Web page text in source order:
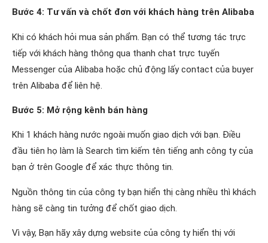
Bước 4: Tư vấn và chốt đơn với khách hàng trên Alibaba
Khi có khách hỏi mua sản phẩm. Bạn có thể tương tác trực
tiếp với khách hàng thông qua thanh chat trực tuyến
Messenger của Alibaba hoặc chủ động lấy contact của buyer
trên Alibaba để liên hệ.
Bước 5: Mở rộng kênh bán hàng
Khi 1 khách hàng nước ngoài muốn giao dịch với bạn. Điều
đầu tiên họ làm là Search tìm kiếm tên tiếng anh công ty của
bạn ở trên Google để xác thực thông tin.
Nguồn thông tin của công ty bạn hiển thị càng nhiều thì khách
hàng sẽ càng tin tưởng để chốt giao dịch.
Vì vậy, Bạn hãy xây dựng website của công ty hiển thị với